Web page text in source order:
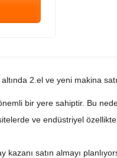
2.el ve yeni makina
bir yere sahiptir. Bu
ve endüstriyel özellikte
kazanı satın almayı